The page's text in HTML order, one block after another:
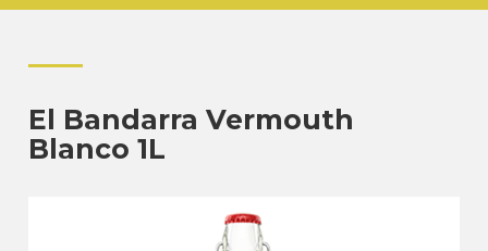
El Bandarra Vermouth
Blanco 1L